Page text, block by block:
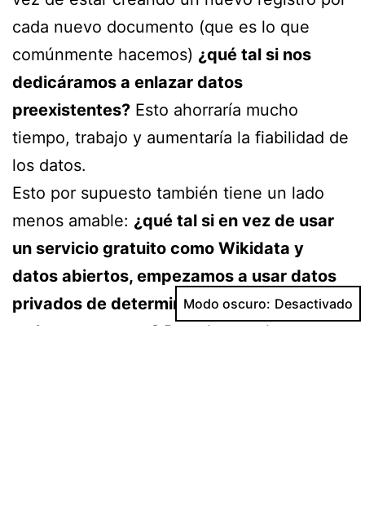
cada nuevo documento (que es lo que
comúnmente hacemos) ¿qué tal si nos
dedicáramos a enlazar datos
preexistentes? Esto ahorraría mucho
tiempo, trabajo y aumentaría la fiabilidad de
los datos.
Esto por supuesto también tiene un lado
menos amable: ¿qué tal si en vez de usar
un servicio gratuito como Wikidata y
datos abiertos, empezamos a usar datos
privados de determinadas compañías que
no los compartan? Pues bueno, hay una
Modo oscuro: